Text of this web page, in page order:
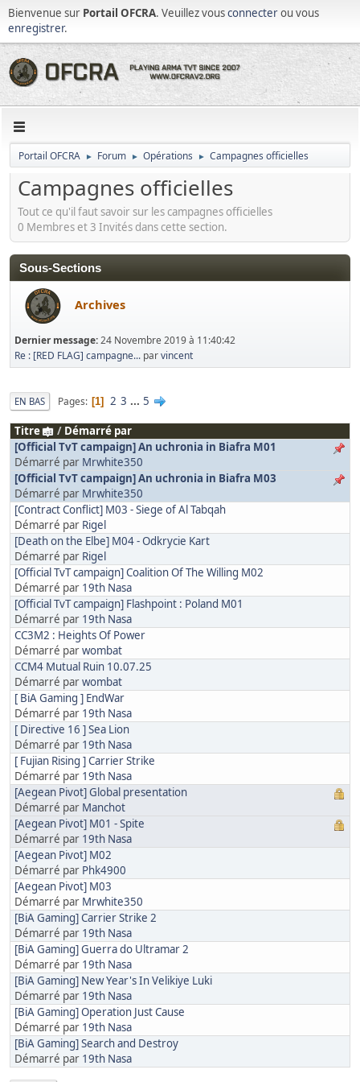
Bienvenue sur Portail OFCRA. Veuillez vousconnecterou vous
enregistrer.
Portail OFCRA ► Forum ► Opérations ► Campagnes officielles
Campagnes officielles
Tout ce qu'il faut savoir sur les campagnes officielles
0 Membres et 3 Invités dans cette section.
Sous-Sections
Archives
Dernier message:24 Novembre 2019 à 11:40:42
Re : [RED FLAG] campagne... parvincent
EN BAS Pages 1 2 3 ... 5
Titre / Démarré par
[Official TvT campaign] An uchronia in Biafra M01
Démarré par Mrwhite350
[Official TvT campaign] An uchronia in Biafra M03
Démarré par Mrwhite350
[Contract Conflict] M03 - Siege of Al Tabqah
Démarré par Rigel
[Death on the Elbe] M04 - Odkrycie Kart
Démarré par Rigel
[Official TvT campaign] Coalition Of The Willing M02
Démarré par 19th Nasa
[Official TvT campaign] Flashpoint : Poland M01
Démarré par 19th Nasa
CC3M2 : Heights Of Power
Démarré parwombat
CCM4 Mutual Ruin 10.07.25
Démarré parwombat
[ BiA Gaming ] EndWar
Démarré par 19th Nasa
[ Directive 16 ] Sea Lion
Démarré par 19th Nasa
[ Fujian Rising ] Carrier Strike
Démarré par 19th Nasa
[Aegean Pivot] Global presentation
Démarré par Manchot
[Aegean Pivot] M01 - Spite
Démarré par 19th Nasa
[Aegean Pivot] M02
Démarré par Phk4900
[Aegean Pivot] M03
Démarré par Mrwhite350
[BiA Gaming] Carrier Strike 2
Démarré par 19th Nasa
[BiA Gaming] Guerra do Ultramar 2
Démarré par 19th Nasa
[BiA Gaming] New Year's In Velikiye Luki
Démarré par 19th Nasa
[BiA Gaming] Operation Just Cause
Démarré par 19th Nasa
[BiA Gaming] Search and Destroy
Démarré par 19th Nasa